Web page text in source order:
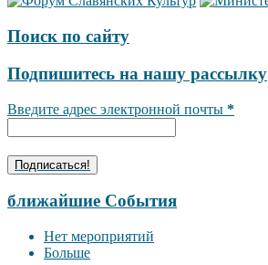
Поиск по сайту
Подпишитесь на нашу рассылку
Введите адрес электронной почты *
ближайшие События
Нет мероприятий
Больше